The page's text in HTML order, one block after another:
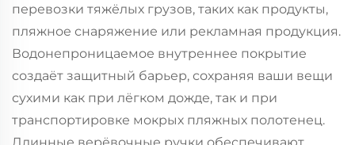
перевозки тяжёлых грузов, таких как продукты,
пляжное снаряжение или рекламная продукция.
Водонепроницаемое внутреннее покрытие
создаёт защитный барьер, сохраняя ваши вещи
сухими как при лёгком дожде, так и при
транспортировке мокрых пляжных полотенец.